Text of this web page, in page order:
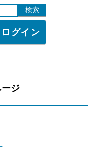
ログイン
ジ